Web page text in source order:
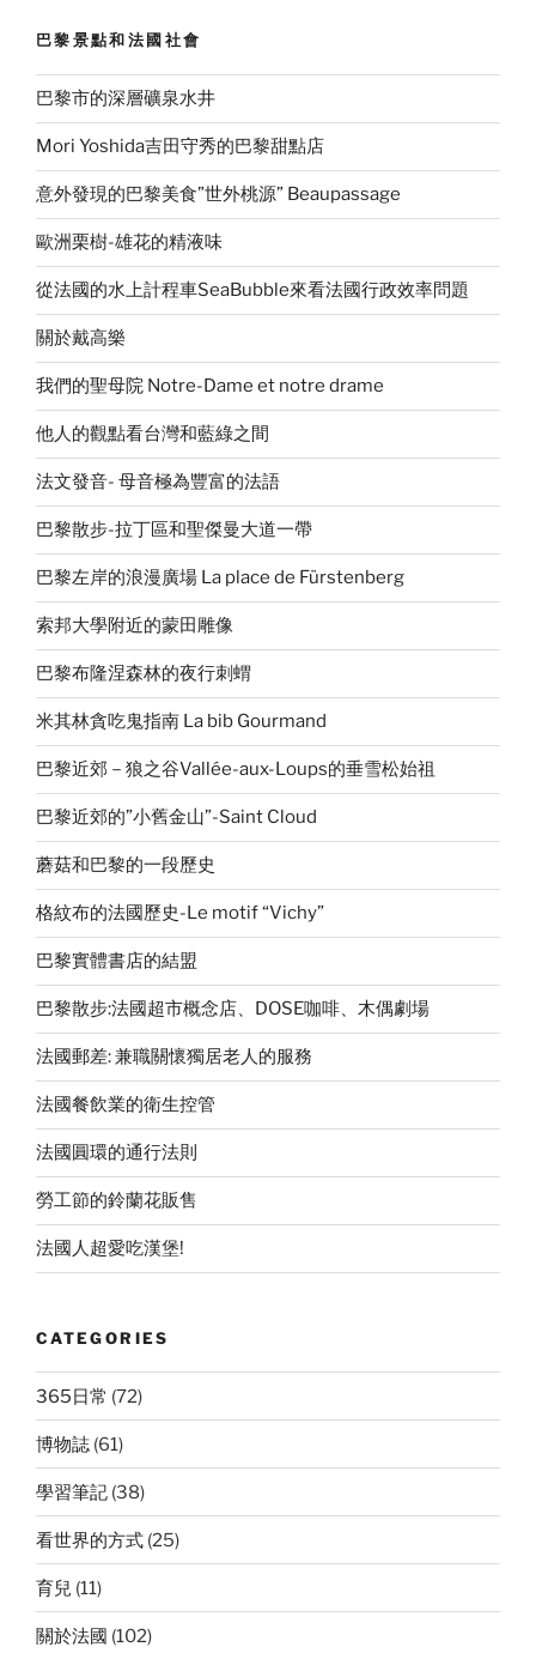
巴黎景點和法國社會
巴黎市的深層礦泉水井
Mori Yoshida吉田守秀的巴黎甜點店
意外發現的巴黎美食”世外桃源” Beaupassage
歐洲栗樹-雄花的精液味
從法國的水上計程車SeaBubble來看法國行政效率問題
關於戴高樂
我們的聖母院 Notre-Dame et notre drame
他人的觀點看台灣和藍綠之間
法文發音- 母音極為豐富的法語
巴黎散步-拉丁區和聖傑曼大道一帶
巴黎左岸的浪漫廣場 La place de Fürstenberg
索邦大學附近的蒙田雕像
巴黎布隆涅森林的夜行刺蝟
米其林貪吃鬼指南 La bib Gourmand
巴黎近郊－狼之谷Vallée-aux-Loups的垂雪松始祖
巴黎近郊的”小舊金山”-Saint Cloud
蘑菇和巴黎的一段歷史
格紋布的法國歷史-Le motif “Vichy”
巴黎實體書店的結盟
巴黎散步:法國超市概念店、DOSE咖啡、木偶劇場
法國郵差: 兼職關懷獨居老人的服務
法國餐飲業的衛生控管
法國圓環的通行法則
勞工節的鈴蘭花販售
法國人超愛吃漢堡!
CATEGORIES
365日常 (72)
博物誌 (61)
學習筆記 (38)
看世界的方式 (25)
育兒 (11)
關於法國 (102)